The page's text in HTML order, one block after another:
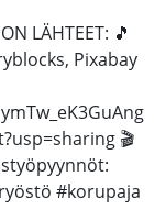
LÄHTEET: 🎵
Pixabay
🎬
#korupaja